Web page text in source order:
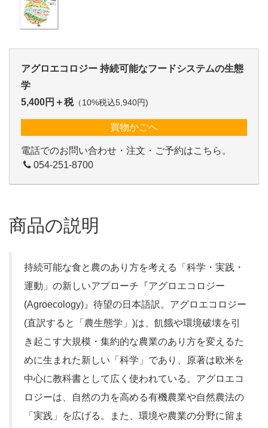
アグロエコロジー 持続可能なフードシステムの生態
学
5,400円＋税（10%税込5,940円)
買物かごへ
電話でのお問い合わせ・注文・ご予約はこちら。
054-251-8700
商品の説明
持続可能な食と農のあり方を考える「科学・実践・
運動」の新しいアプローチ『アグロエコロジー
(Agroecology)』待望の日本語訳。アグロエコロジー
(直訳すると「農生態学」)は、飢餓や環境破壊を引
き起こす大規模・集約的な農業のあり方を変えるた
めに生まれた新しい「科学」であり、原著は欧米を
中心に教科書として広く使われている。アグロエコ
ロジーは、自然の力を高める有機農業や自然農法の
「実践」を広げる。また、環境や農業の分野に留ま